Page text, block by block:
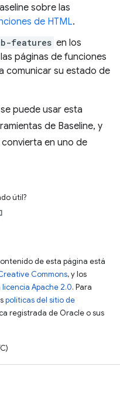
sobre las
de HTML.
features en los
páginas de funciones
comunicar su estado de
puede usar esta
de Baseline, y
en uno de
útil?
de esta página está
Commons, y los
licencia Apache 2.0. Para
políticas del sitio de
registrada de Oracle o sus